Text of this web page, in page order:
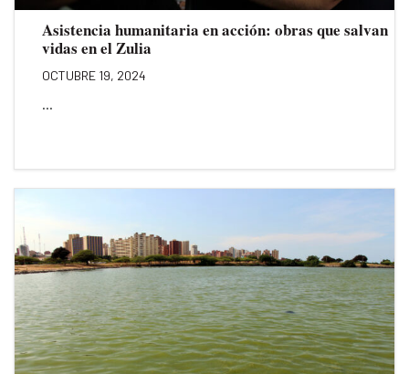
Asistencia humanitaria en acción: obras que salvan
vidas en el Zulia
OCTUBRE 19, 2024
...